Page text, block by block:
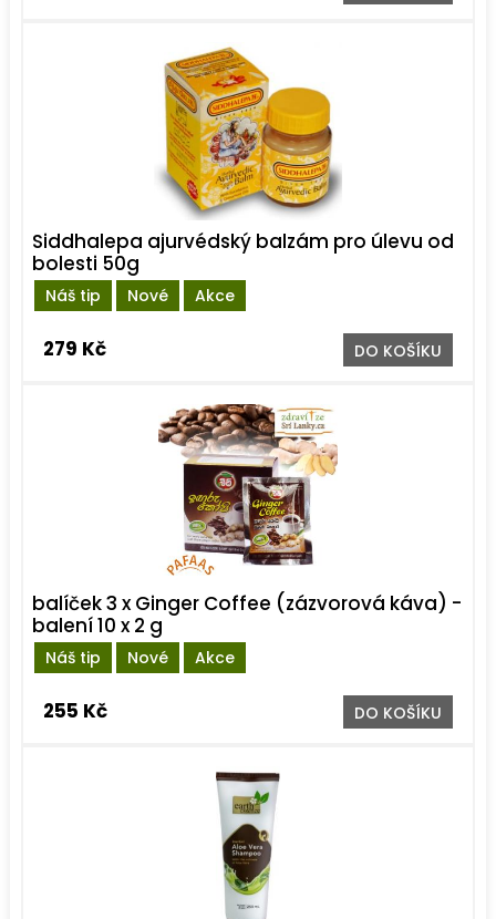
Náš tip Nové Akce
Siddhalepa ajurvédský balzám pro úlevu od
bolesti 50g
279 Kč DO KOŠÍKU
Náš tip Nové Akce
balíček 3 x Ginger Coffee (zázvorová káva) -
balení 10 x 2 g
255 Kč DO KOŠÍKU